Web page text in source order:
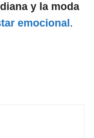
y la moda
emocional .